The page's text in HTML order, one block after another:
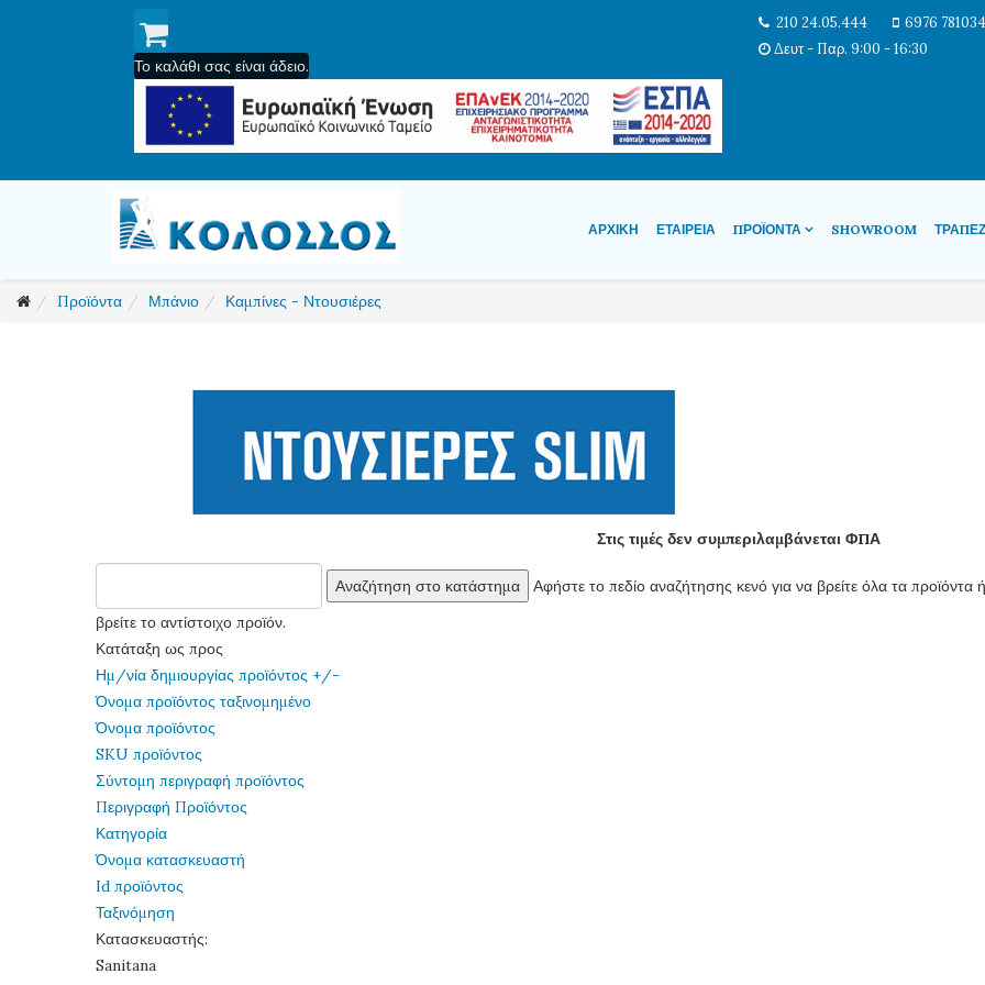
Το καλάθι σας είναι άδειο.
210 24.05.444
6976 781034
Δευτ - Παρ. 9:00 - 16:30
ΑΡΧΙΚΉ ΕΤΑΙΡΕΊΑ ΠΡΟΪΌΝΤΑ SHOWROOM
Προϊόντα Μπάνιο Καμπίνες - Ντουσιέρες
Στις τιμές δεν συμπεριλαμβάνεται ΦΠΑ
Αφήστε το πεδίο αναζήτησης κενό για να βρείτε όλα τα
βρείτε το αντίστοιχο προϊόν.
Κατάταξη ως προς
Ημ/νία δημιουργίας προϊόντος +/-
Όνομα προϊόντος ταξινομημένο
Όνομα προϊόντος
SKU προϊόντος
Σύντομη περιγραφή προϊόντος
Περιγραφή Προϊόντος
Κατηγορία
Όνομα κατασκευαστή
Id προϊόντος
Ταξινόμηση
Κατασκευαστής:
Sanitana